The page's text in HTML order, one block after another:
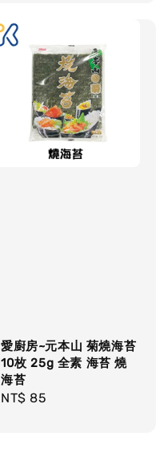
愛廚房~元本山 菊燒海苔
10枚 25g 全素 海苔 燒
海苔
Regular
NT$ 85